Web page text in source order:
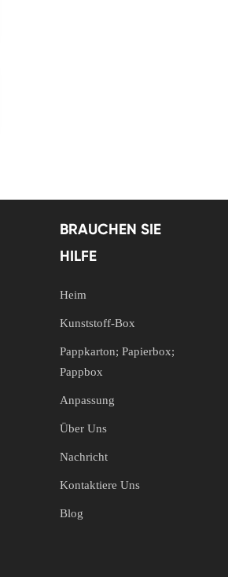
BRAUCHEN SIE
HILFE
Heim
Kunststoff-Box
Pappkarton; Papierbox;
Pappbox
Anpassung
Über Uns
Nachricht
Kontaktiere Uns
Blog